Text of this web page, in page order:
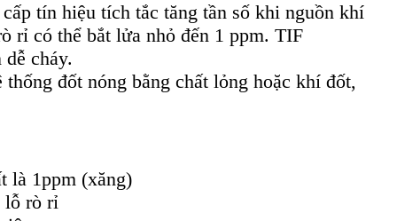
tín hiệu tích tắc tăng tần số khi nguồn khí
rỉ có thể bắt lửa nhỏ đến 1 ppm. TIF
cháy.
đốt nóng bằng chất lỏng hoặc khí đốt,
là 1ppm (xăng)
lỗ rò rỉ